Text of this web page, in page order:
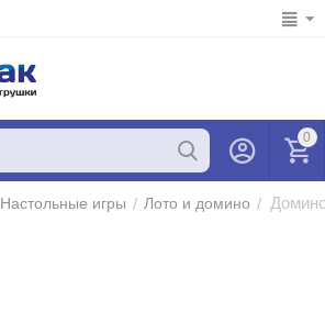
0
Настольные игры / Лото и домино /